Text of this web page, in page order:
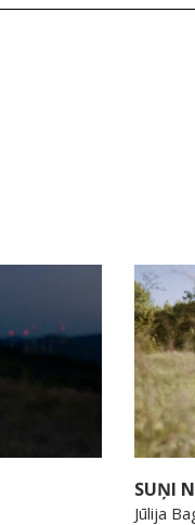
SUŅI
Jūlija